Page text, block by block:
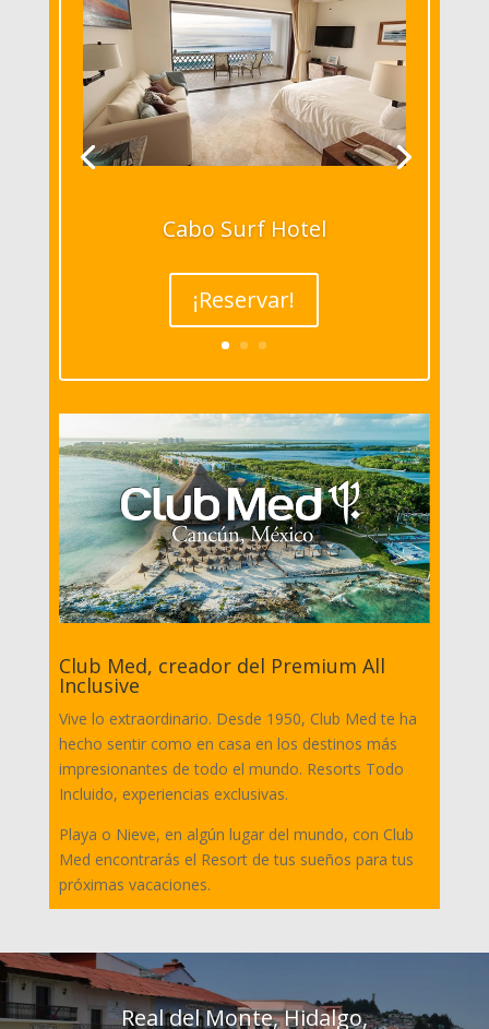
Cabo Surf Hotel
¡Reservar!
Club Med, creador del Premium All
Inclusive
Vive lo extraordinario. Desde 1950, Club Med te ha
hecho sentir como en casa en los destinos más
impresionantes de todo el mundo. Resorts Todo
Incluido, experiencias exclusivas.
Playa o Nieve, en algún lugar del mundo, con Club
Med encontrarás el Resort de tus sueños para tus
próximas vacaciones.
Real del Monte, Hidalgo,